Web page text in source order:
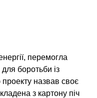
перемогла
боротьби із
назвав своє
з картону піч